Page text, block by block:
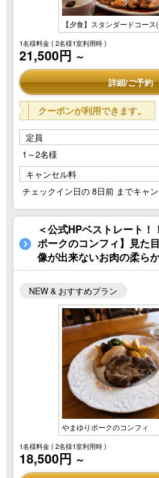
【夕食】スタンダードコース
1名様料金( 2名様1室利用時 )
21,500円 ～
詳細/ご予約
クーポンが利用できます。
定員
1～2名様
キャンセル料
チェックイン日の 8日前 までキャ
＜公式HPベストレート！
ポークのコンフィ】見た
像が出来ないお肉の柔ら
NEW & おすすめプラン
やまゆりポークのコンフィ
1名様料金( 2名様1室利用時 )
18,500円 ～